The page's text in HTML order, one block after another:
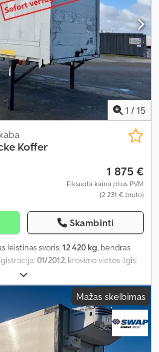
1 / 15
Koffer
1 875 €
Fiksuota kaina plius PVM
(2 231 € bruto)
Skambinti
leistinas svoris:12 420 kg, bendras
01/2012 , krovimo vietos ilgis:
plotis:
erdvės tūris:50 m³, bendras plotis:
, Gamybos metai: 2012,
Mažas skelbimas